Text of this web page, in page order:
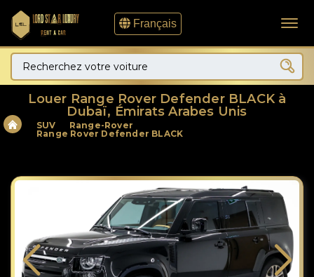
Français
Louer Range Rover Defender BLACK à
Dubaï, Émirats Arabes Unis
SUV
Range-Rover
Range Rover Defender BLACK